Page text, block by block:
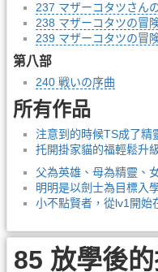
237 マザーコタツさん
238 マザーコタツの冒
239 マザーコタツの冒
第八部
240 戦いの序曲
所有作品
注意到的時候TS成了精
托開掛家貓的福輕鬆升
父為英雄、母為精靈、
明明是以劍士為目標入
小不點賢者，從lv1開始
85 放學後